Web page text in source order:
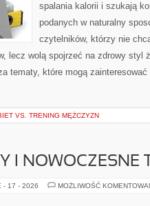
spalania kalorii i szukają
podanych w naturalny
czytelników, którzy nie
lecz wolą spojrzeć na zdrowy styl
tematy, które mogą
VS. TRENING MĘŻCZYZN
I NOWOCZESNE
- 17 - 2026 MOŻLIWOŚĆ